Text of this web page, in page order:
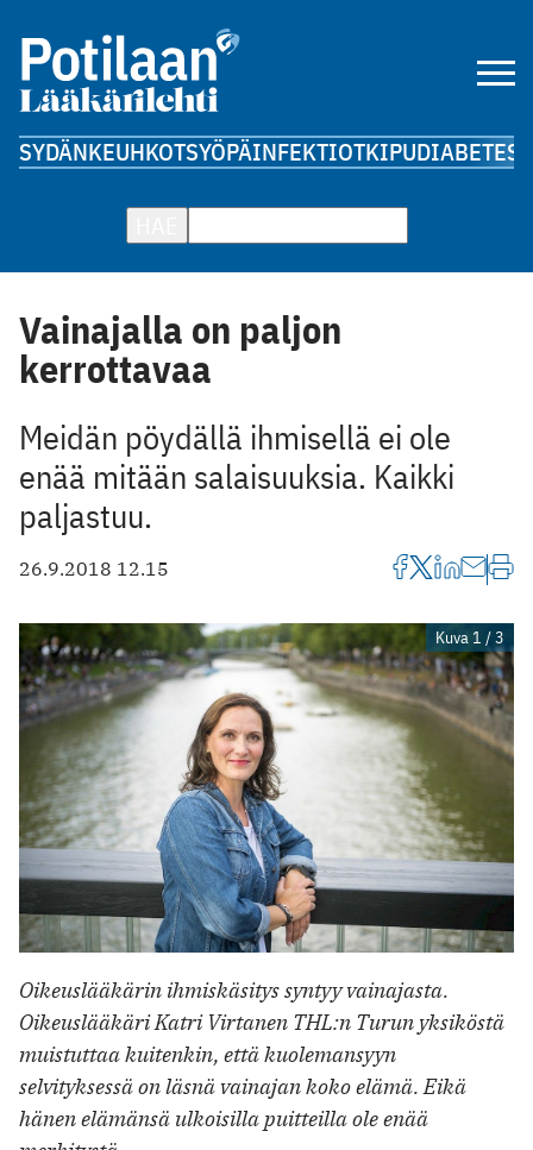
SYDÄNKEUHKOTSYÖPÄINFEKTIOTKIPUDIABETES
Vainajalla on paljon
kerrottavaa
Meidän pöydällä ihmisellä ei ole
enää mitään salaisuuksia. Kaikki
paljastuu.
26.9.2018 12.15
Kuva 1 / 3
Oikeuslääkärin ihmiskäsitys syntyy vainajasta.
Oikeuslääkäri Katri Virtanen THL:n Turun yksiköstä
muistuttaa kuitenkin, että kuolemansyyn
selvityksessä on läsnä vainajan koko elämä. Eikä
hänen elämänsä ­ulkoisilla puitteilla ole enää